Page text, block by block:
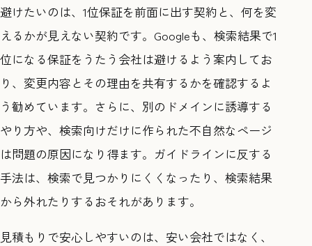
避けたいのは、1位保証を前面に出す契約と、何を変
えるかが見えない契約です。Googleも、検索結果で1
位になる保証をうたう会社は避けるよう案内してお
り、変更内容とその理由を共有するかを確認するよ
う勧めています。さらに、別のドメインに誘導する
やり方や、検索向けだけに作られた不自然なページ
は問題の原因になり得ます。ガイドラインに反する
手法は、検索で見つかりにくくなったり、検索結果
から外れたりするおそれがあります。
見積もりで安心しやすいのは、安い会社ではなく、